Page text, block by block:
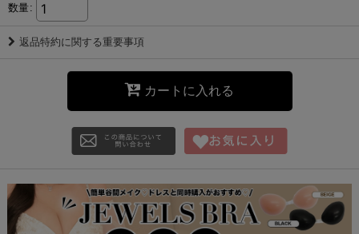
数量:
返品特約に関する重要事項
カートに入れる